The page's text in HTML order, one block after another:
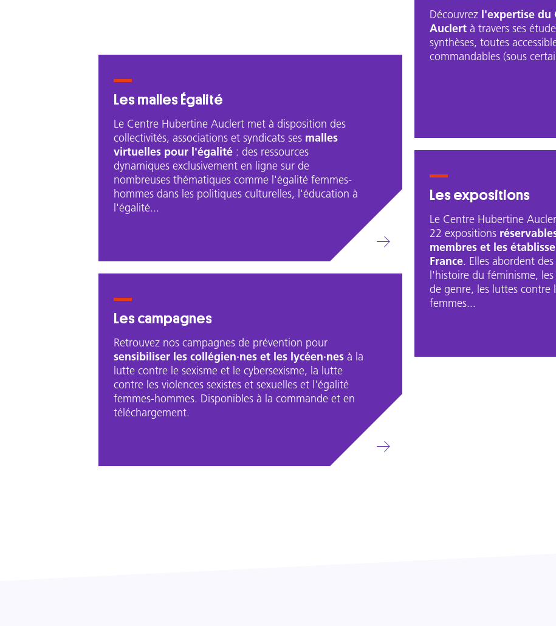
Les malles Égalité
Le Centre Hubertine Auclert met à disposition des
collectivités, associations et syndicats ses malles
virtuelles pour l'égalité : des ressources
dynamiques exclusivement en ligne sur de
nombreuses thématiques comme l'égalité femmes-
hommes dans les politiques culturelles, l'éducation à
l'égalité...
Les campagnes
Retrouvez nos campagnes de prévention pour
sensibiliser les collégien·nes et les lycéen·nes à la
lutte contre le sexisme et le cybersexisme, la lutte
contre les violences sexistes et sexuelles et l'égalité
femmes-hommes. Disponibles à la commande et en
téléchargement.
Découvrez l'expertise du
Auclert à travers ses
synthèses, toutes
commandables (sous
Les expositions
Le Centre Hubertine
22 expositions
membres et les
France. Elles abordent
l'histoire du féminisme,
de genre, les luttes contre
femmes...